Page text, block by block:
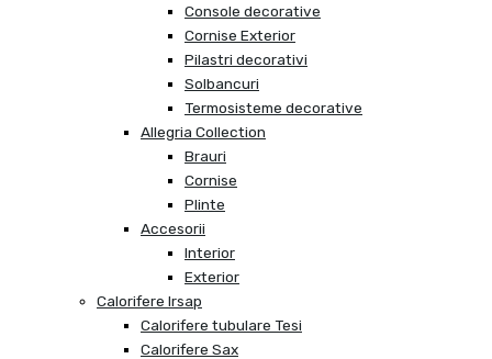
Console decorative
Cornise Exterior
Pilastri decorativi
Solbancuri
Termosisteme decorative
Allegria Collection
Brauri
Cornise
Plinte
Accesorii
Interior
Exterior
Calorifere Irsap
Calorifere tubulare Tesi
Calorifere Sax